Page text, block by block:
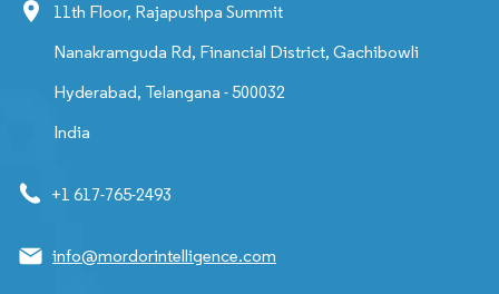
11th Floor, Rajapushpa Summit
Nanakramguda Rd, Financial District, Gachibowli
Hyderabad, Telangana - 500032
India
+1 617-765-2493
info@mordorintelligence.com